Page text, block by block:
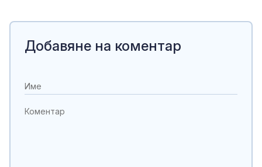
Добавяне на коментар